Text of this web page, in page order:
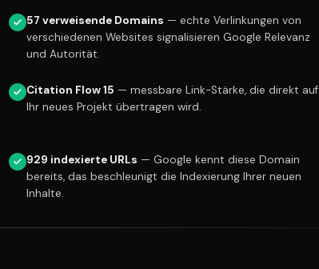
57 verweisende Domains — echte Verlinkungen von
verschiedenen Websites signalisieren Google Relevanz
und Autorität.
Citation Flow 15 — messbare Link-Stärke, die direkt auf
Ihr neues Projekt übertragen wird.
929 indexierte URLs — Google kennt diese Domain
bereits, das beschleunigt die Indexierung Ihrer neuen
Inhalte.